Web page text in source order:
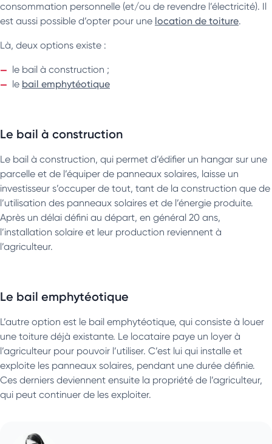
consommation personnelle (et/ou de revendre l’électricité). Il
est aussi possible d’opter pour une location de toiture.
Là, deux options existe :
le bail à construction ;
le bail emphytéotique
Le bail à construction
Le bail à construction, qui permet d’édifier un hangar sur une
parcelle et de l’équiper de panneaux solaires, laisse un
investisseur s’occuper de tout, tant de la construction que de
l’utilisation des panneaux solaires et de l’énergie produite.
Après un délai défini au départ, en général 20 ans,
l’installation solaire et leur production reviennent à
l’agriculteur.
Le bail emphytéotique
L’autre option est le bail emphytéotique, qui consiste à louer
une toiture déjà existante. Le locataire paye un loyer à
l’agriculteur pour pouvoir l’utiliser. C’est lui qui installe et
exploite les panneaux solaires, pendant une durée définie.
Ces derniers deviennent ensuite la propriété de l’agriculteur,
qui peut continuer de les exploiter.